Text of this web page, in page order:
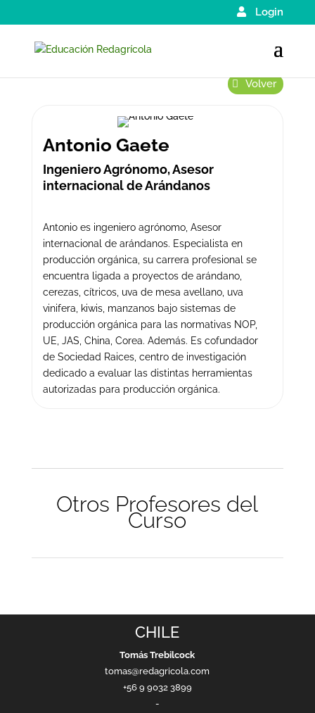
Login
Volver
Antonio Gaete
Ingeniero Agrónomo, Asesor
internacional de Arándanos
Antonio es ingeniero agrónomo, Asesor
internacional de arándanos. Especialista en
producción orgánica, su carrera profesional se
encuentra ligada a proyectos de arándano,
cerezas, cítricos, uva de mesa avellano, uva
vinifera, kiwis, manzanos bajo sistemas de
producción orgánica para las normativas NOP,
UE, JAS, China, Corea. Además. Es cofundador
de Sociedad Raices, centro de investigación
dedicado a evaluar las distintas herramientas
autorizadas para producción orgánica.
Otros Profesores del
Curso
CHILE
Tomás Trebilcock
tomas@redagricola.com
+56 9 9032 3899
-